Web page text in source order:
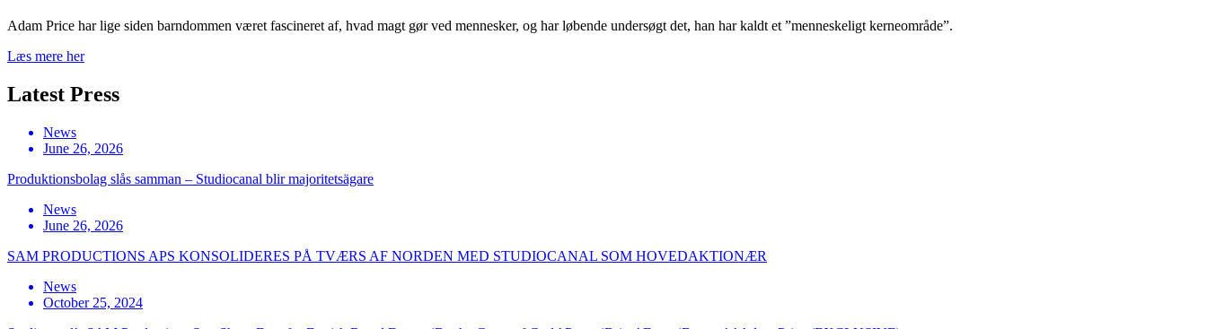
Adam Price har lige siden barndommen været fascineret af, hvad magt gør ved mennesker, og har løbende undersøgt det, han har kaldt et ”menneskeligt kerneområde”.
Læs mere her
Latest Press
News
June 26, 2026
Produktionsbolag slås samman – Studiocanal blir majoritetsägare
News
June 26, 2026
SAM PRODUCTIONS APS KONSOLIDERES PÅ TVÆRS AF NORDEN MED STUDIOCANAL SOM HOVEDAKTIONÆR
News
October 25, 2024